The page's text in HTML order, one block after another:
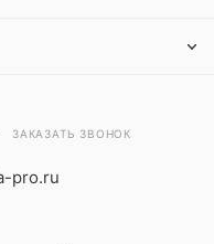
ЗАКАЗАТЬ ЗВОНОК
pro.ru